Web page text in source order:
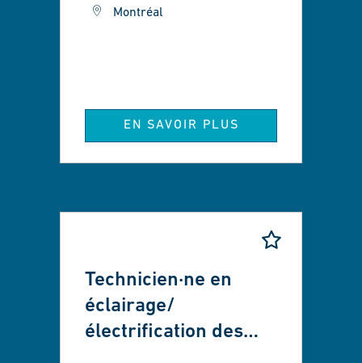
Montréal
EN SAVOIR PLUS
Technicien·ne en
éclairage/
électrification des